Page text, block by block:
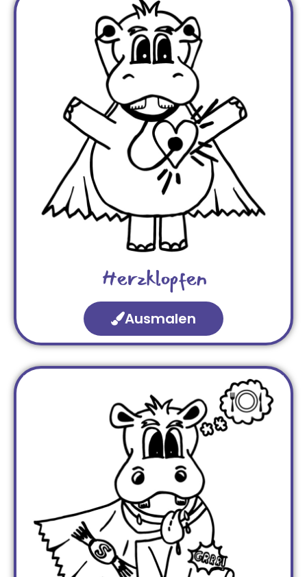
Herzklopfen
Ausmalen